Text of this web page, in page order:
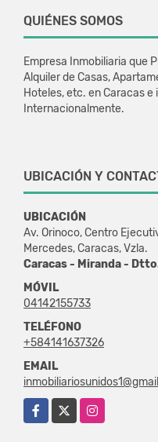
QUIÉNES SOMOS
Empresa Inmobiliaria que
Alquiler de Casas,
Hoteles, etc. en Caracas
Internacionalmente.
UBICACIÓN Y
UBICACIÓN
Av. Orinoco, Centro
Mercedes, Caracas, Vzla.
Caracas - Miranda -
MÓVIL
04142155733
TELÉFONO
+584141637326
EMAIL
Facebook
Instagram